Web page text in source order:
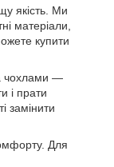
якість. Ми
матеріали,
купити
чохлами ―
і прати
замінити
Для